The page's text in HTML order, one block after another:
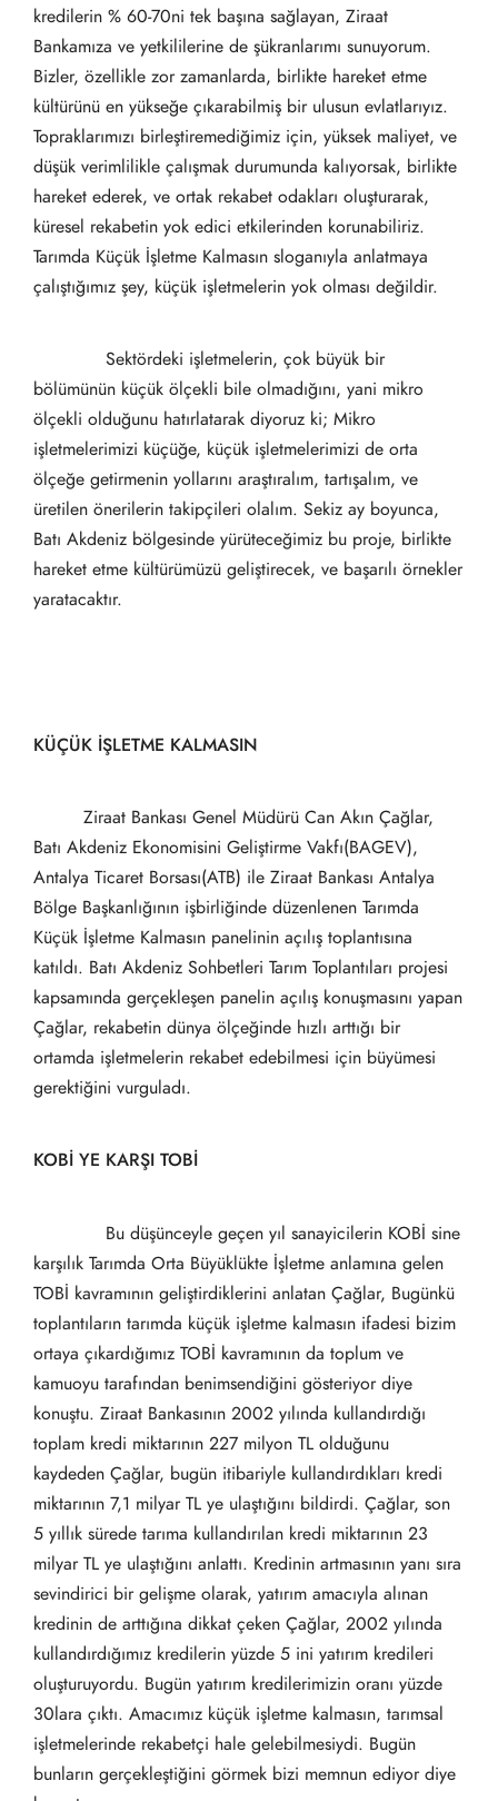
kredilerin % 60-70ni tek başına sağlayan, Ziraat
Bankamıza ve yetkililerine de şükranlarımı sunuyorum.
Bizler, özellikle zor zamanlarda, birlikte hareket etme
kültürünü en yükseğe çıkarabilmiş bir ulusun evlatlarıyız.
Topraklarımızı birleştiremediğimiz için, yüksek maliyet, ve
düşük verimlilikle çalışmak durumunda kalıyorsak, birlikte
hareket ederek, ve ortak rekabet odakları oluşturarak,
küresel rekabetin yok edici etkilerinden korunabiliriz.
Tarımda Küçük İşletme Kalmasın sloganıyla anlatmaya
çalıştığımız şey, küçük işletmelerin yok olması değildir.
Sektördeki işletmelerin, çok büyük bir
bölümünün küçük ölçekli bile olmadığını, yani mikro
ölçekli olduğunu hatırlatarak diyoruz ki; Mikro
işletmelerimizi küçüğe, küçük işletmelerimizi de orta
ölçeğe getirmenin yollarını araştıralım, tartışalım, ve
üretilen önerilerin takipçileri olalım. Sekiz ay boyunca,
Batı Akdeniz bölgesinde yürüteceğimiz bu proje, birlikte
hareket etme kültürümüzü geliştirecek, ve başarılı örnekler
yaratacaktır.
KÜÇÜK İŞLETME KALMASIN
Ziraat Bankası Genel Müdürü Can Akın Çağlar,
Batı Akdeniz Ekonomisini Geliştirme Vakfı(BAGEV),
Antalya Ticaret Borsası(ATB) ile Ziraat Bankası Antalya
Bölge Başkanlığının işbirliğinde düzenlenen Tarımda
Küçük İşletme Kalmasın panelinin açılış toplantısına
katıldı. Batı Akdeniz Sohbetleri Tarım Toplantıları projesi
kapsamında gerçekleşen panelin açılış konuşmasını yapan
Çağlar, rekabetin dünya ölçeğinde hızlı arttığı bir
ortamda işletmelerin rekabet edebilmesi için büyümesi
gerektiğini vurguladı.
KOBİ YE KARŞI TOBİ
Bu düşünceyle geçen yıl sanayicilerin KOBİ sine
karşılık Tarımda Orta Büyüklükte İşletme anlamına gelen
TOBİ kavramının geliştirdiklerini anlatan Çağlar, Bugünkü
toplantıların tarımda küçük işletme kalmasın ifadesi bizim
ortaya çıkardığımız TOBİ kavramının da toplum ve
kamuoyu tarafından benimsendiğini gösteriyor diye
konuştu. Ziraat Bankasının 2002 yılında kullandırdığı
toplam kredi miktarının 227 milyon TL olduğunu
kaydeden Çağlar, bugün itibariyle kullandırdıkları kredi
miktarının 7,1 milyar TL ye ulaştığını bildirdi. Çağlar, son
5 yıllık sürede tarıma kullandırılan kredi miktarının 23
milyar TL ye ulaştığını anlattı. Kredinin artmasının yanı sıra
sevindirici bir gelişme olarak, yatırım amacıyla alınan
kredinin de arttığına dikkat çeken Çağlar, 2002 yılında
kullandırdığımız kredilerin yüzde 5 ini yatırım kredileri
oluşturuyordu. Bugün yatırım kredilerimizin oranı yüzde
30lara çıktı. Amacımız küçük işletme kalmasın, tarımsal
işletmelerinde rekabetçi hale gelebilmesiydi. Bugün
bunların gerçekleştiğini görmek bizi memnun ediyor diye